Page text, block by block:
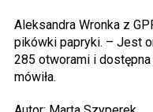
Aleksandra Wronka z
pikówki papryki. – Jest
285 otworami i
mówiła.